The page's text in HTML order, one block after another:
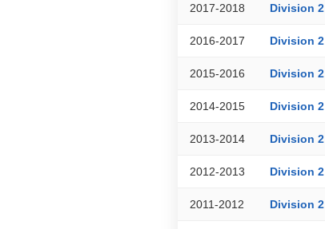
2017-2018 Division 2
2016-2017 Division 2
2015-2016 Division 2
2014-2015 Division 2
2013-2014 Division 2
2012-2013 Division 2
2011-2012 Division 2